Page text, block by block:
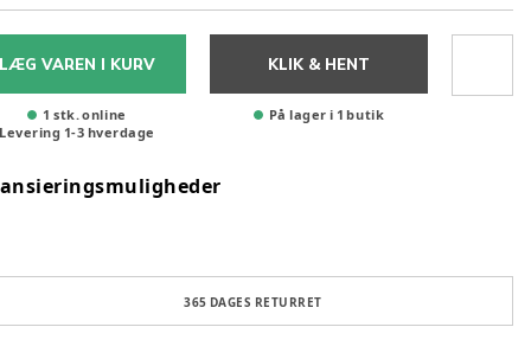
LÆG VAREN I KURV
1 stk. online
Levering 1-3 hverdage
KLIK & HENT
På lager i 1 butik
365 DAGES RETURRET